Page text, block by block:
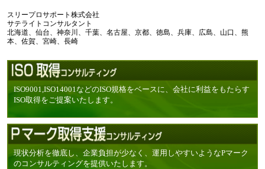
スリープロサポート株式会社
サテライトコンサルタント
北海道、仙台、神奈川、千葉、名古屋、京都、徳島、兵庫、広島、山口、熊
本、佐賀、宮崎、長崎
ISO9001,ISO14001などのISO規格をベースに、会社に利益をもたらす
ISO取得をご提案いたします。
現状分析を徹底し、企業負担が少なく、運用しやすいようなPマーク
のコンサルティングを提供いたします。